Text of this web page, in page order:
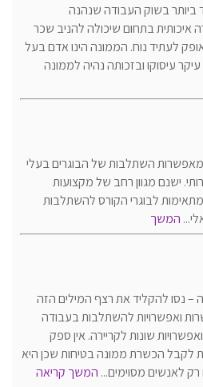
ביותר בשוק העבודה שנהנה
איכותית בתחום שיכולה להניב שכר
לעתיד נוח. הממונה הינו אדם בעל
עיסוקו ובזכותה נהיה לממונה
השתלבות של הבוגרים בעלי
ישנם מגוון רחב של מקצועות
לבוגרי הקורס להשתלבות
המשך
– נסו להקליד את רצף המילים הזה
ואפשרויות להשתלבות בעבודה
שונות לקריירה. אין ספק
לקבל הכשרת ממונה בטיחות שכן היא
לאנשים מסוימים... המשך קריאה